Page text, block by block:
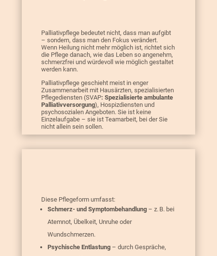
Palliativpflege bedeutet nicht, dass man aufgibt
– sondern, dass man den Fokus verändert.
Wenn Heilung nicht mehr möglich ist, richtet sich
die Pflege danach, wie das Leben so angenehm,
schmerzfrei und würdevoll wie möglich gestaltet
werden kann.
Palliativpflege geschieht meist in enger
Zusammenarbeit mit Hausärzten, spezialisierten
Pflegediensten (SVAP: Spezialisierte ambulante
Palliativversorgung), Hospizdiensten und
psychosozialen Angeboten. Sie ist keine
Einzelaufgabe – sie ist Teamarbeit, bei der Sie
nicht allein sein sollen.
Diese Pflegeform umfasst:
Schmerz- und Symptombehandlung– z. B. bei
Atemnot, Übelkeit, Unruhe oder
Wundschmerzen.
Psychische Entlastung– durch Gespräche,